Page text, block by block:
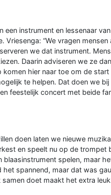
een instrument en lessenaar
Vriesenga: “We vragen
we dat instrument.
Daarin adviseren we ze
komen hier naar toe om de
te helpen. Dat doen we
feestelijk concert met beide
doen laten we nieuwe
en speelt nu op de trompet
spelen, maar
spannend, maar dat was
doet maakt het extra